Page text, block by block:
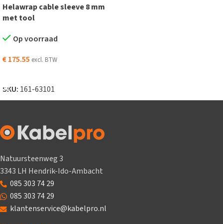
Helawrap cable sleeve 8 mm
met tool
Op voorraad
€175.55 excl. BTW
SKU: 161-63101
Natuursteenweg 3
3343 LH Hendrik-Ido-Ambacht
085 303 74 29
085 303 74 29
klantenservice@kabelpro.nl